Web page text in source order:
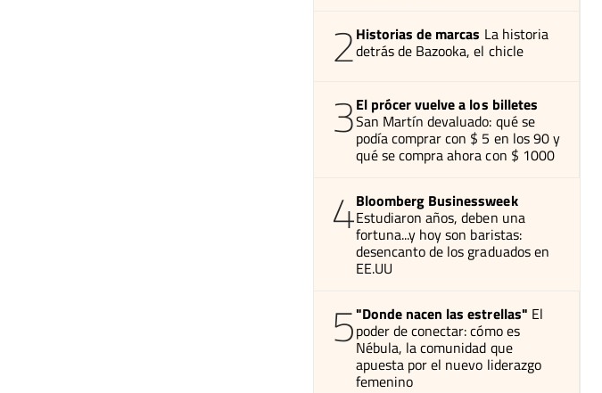
2Historias de marcas La historia
detrás de Bazooka, el chicle
3El prócer vuelve a los billetes
San Martín devaluado: qué se
podía comprar con $ 5 en los 90 y
qué se compra ahora con $ 1000
4Bloomberg Businessweek
Estudiaron años, deben una
fortuna...y hoy son baristas:
desencanto de los graduados en
EE.UU
5"Donde nacen las estrellas" El
poder de conectar: cómo es
Nébula, la comunidad que
apuesta por el nuevo liderazgo
femenino